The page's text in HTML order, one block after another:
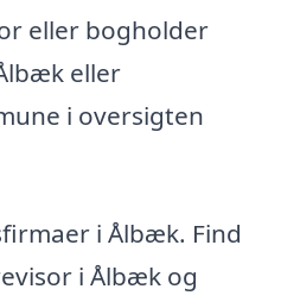
eller bogholder
eller
i oversigten
i Ålbæk. Find
i Ålbæk og